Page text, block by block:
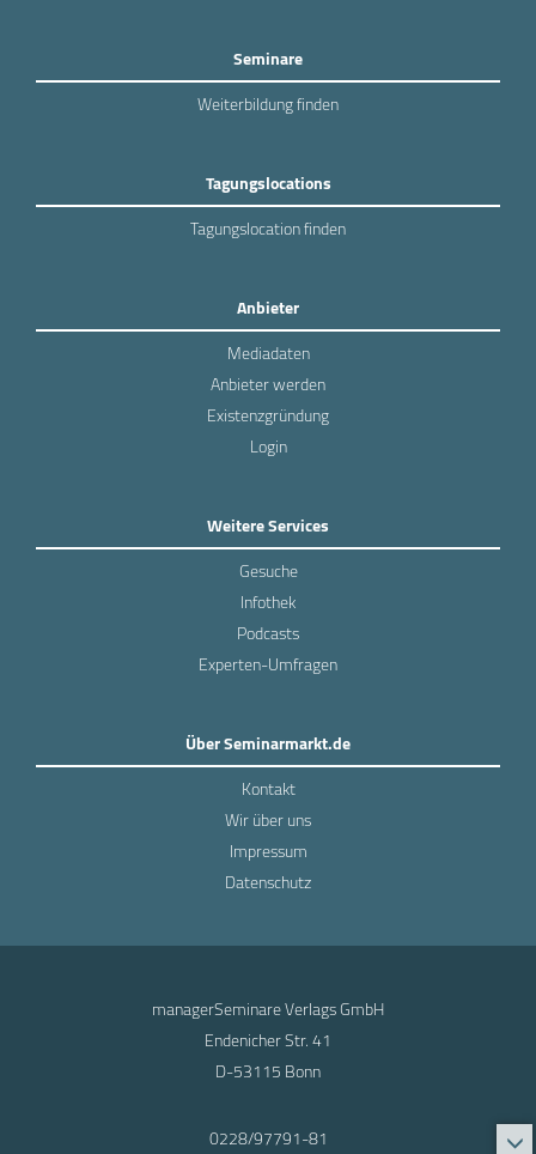
Seminare
Weiterbildung finden
Tagungslocations
Tagungslocation finden
Anbieter
Mediadaten
Anbieter werden
Existenzgründung
Login
Weitere Services
Gesuche
Infothek
Podcasts
Experten-Umfragen
Über Seminarmarkt.de
Kontakt
Wir über uns
Impressum
Datenschutz
managerSeminare Verlags GmbH
Endenicher Str. 41
D-53115 Bonn
0228/97791-81